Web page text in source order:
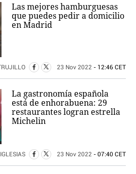
Las mejores hamburguesas
que puedes pedir a domicilio
en Madrid
23 Nov 2022 - 12:46 CET
La gastronomía española
está de enhorabuena: 29
restaurantes logran estrella
Michelin
23 Nov 2022 - 07:40 CET